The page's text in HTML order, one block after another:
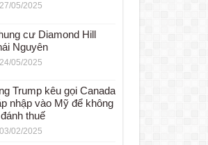
27/05/2025
cư Diamond Hill
Nguyên
24/05/2025
Trump kêu gọi Canada
nhập vào Mỹ để không
thuế
03/02/2025